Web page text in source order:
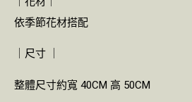
依季節花材搭配
｜尺寸 ｜
整體尺寸約寬 40CM 高 50CM